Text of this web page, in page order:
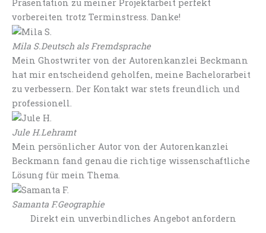
Präsentation zu meiner Projektarbeit perfekt
vorbereiten trotz Terminstress. Danke!
Mila S.Deutsch als Fremdsprache
Mein Ghostwriter von der Autorenkanzlei Beckmann
hat mir entscheidend geholfen, meine Bachelorarbeit
zu verbessern. Der Kontakt war stets freundlich und
professionell.
Jule H.Lehramt
Mein persönlicher Autor von der Autorenkanzlei
Beckmann fand genau die richtige wissenschaftliche
Lösung für mein Thema.
Samanta F.Geographie
Direkt ein unverbindliches Angebot anfordern